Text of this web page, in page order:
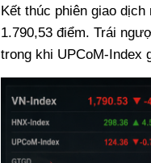
Kết thúc phiên giao
1.790,53 điểm. Trái
trong khi UPCoM-Index